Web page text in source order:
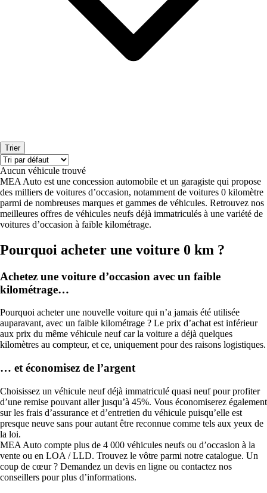
Trier
Aucun véhicule trouvé
MEA Auto est une concession automobile et un garagiste qui propose
des milliers de voitures d’occasion, notamment de voitures 0 kilomètre
parmi de nombreuses marques et gammes de véhicules. Retrouvez nos
meilleures offres de véhicules neufs déjà immatriculés à une variété de
voitures d’occasion à faible kilométrage.
Pourquoi acheter une voiture 0 km ?
Achetez une voiture d’occasion avec un faible
kilométrage…
Pourquoi acheter une nouvelle voiture qui n’a jamais été utilisée
auparavant, avec un faible kilométrage ? Le prix d’achat est inférieur
aux prix du même véhicule neuf car la voiture a déjà quelques
kilomètres au compteur, et ce, uniquement pour des raisons logistiques.
… et économisez de l’argent
Choisissez un véhicule neuf déjà immatriculé quasi neuf pour profiter
d’une remise pouvant aller jusqu’à 45%. Vous économiserez également
sur les frais d’assurance et d’entretien du véhicule puisqu’elle est
presque neuve sans pour autant être reconnue comme tels aux yeux de
la loi.
MEA Auto compte plus de 4 000 véhicules neufs ou d’occasion à la
vente ou en LOA / LLD. Trouvez le vôtre parmi notre catalogue. Un
coup de cœur ? Demandez un devis en ligne ou contactez nos
conseillers pour plus d’informations.